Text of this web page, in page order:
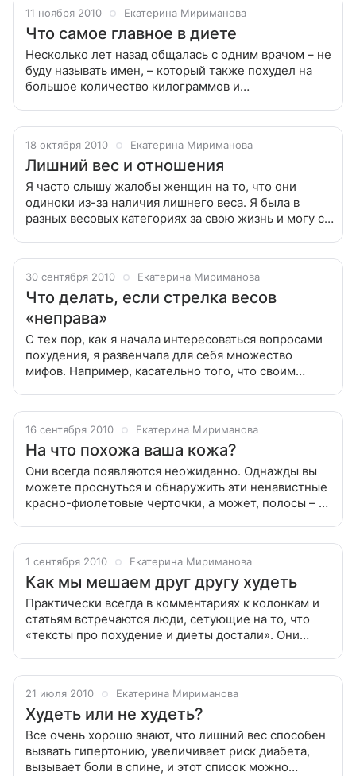
11 ноября 2010 Екатерина Мириманова
Что самое главное в диете
Несколько лет назад общалась с одним врачом – не
буду называть имен, – который также похудел на
большое количество килограммов и
18 октября 2010 Екатерина Мириманова
Лишний вес и отношения
Я часто слышу жалобы женщин на то, что они
одиноки из-за наличия лишнего веса. Я была в
разных весовых категориях за свою жизнь и могу с
30 сентября 2010 Екатерина Мириманова
Что делать, если стрелка весов
«неправа»
С тех пор, как я начала интересоваться вопросами
похудения, я развенчала для себя множество
мифов. Например, касательно того, что своим
16 сентября 2010 Екатерина Мириманова
На что похожа ваша кожа?
Они всегда появляются неожиданно. Однажды вы
можете проснуться и обнаружить эти ненавистные
красно-фиолетовые черточки, а может, полосы – на
1 сентября 2010 Екатерина Мириманова
Как мы мешаем друг другу худеть
Практически всегда в комментариях к колонкам и
статьям встречаются люди, сетующие на то, что
«тексты про похудение и диеты достали». Они
21 июля 2010 Екатерина Мириманова
Худеть или не худеть?
Все очень хорошо знают, что лишний вес способен
вызвать гипертонию, увеличивает риск диабета,
вызывает боли в спине, и этот список можно